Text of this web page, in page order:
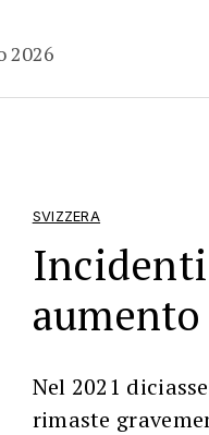
2026
SVIZZERA
Nel 2021
rimaste